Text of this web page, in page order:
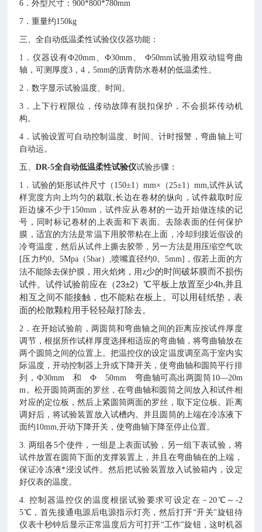
6．外型尺寸：900*800*780mm
7．重量约150kg
三、全自动低温柔性试验仪仪器功能：
1．仪器设有Ф20mm、Ф30mm、 Ф50mm试验用双动辊弯曲
轴，可测厚度3，4，5mm的沥青防水卷材的低温柔性。
2．数字显示试验温度、时间。
3．上下行程限位，传动故障有脱扣保护，不会损坏传动机
构。
4．试验设置可自动控制温度、时间、计时报警，弯曲轴上可
自动运。
五、DR-5全自动低温柔性试验仪试验步骤：
1．试验的矩形试件尺寸（150±1）mm×（25±1）mm,试件从试
样宽度方向上均匀的裁取,长边在卷材的纵向，试件裁取时应
距边缘不少于150mm，试件应从卷材的一边开始做连续的记
号，同时标记卷材的上表面和下表面。去除表面的任何保护
膜，适宜的方法是常温下用胶带粘在上面，冷却到接近假设的
冷弯温度，然后从试件上撕去胶带，另一方法是用压缩空气吹
[压力约0。5Mpa（5bar）,喷嘴直径约0。5mm]，假若上面的方
法不能除去保护膜，用火焰烤，用z少的时间破坏膜而不损伤
试件。试件试验前应在（23±2）℃平板上放置至少4h,并且
相互之间不能接触，也不能粘在板上。可以用硅纸垫，表
面的松散颗粒用手轻轻敲打除去。
2．在开始试验前，两圆筒和弯曲轴之间的距离应按试件厚度
调节，根据所作试样厚度选择相适应的弯曲轴，将弯曲轴放在
两个圆筒之间的位置上。把温控仪的设定温度调至高于室内实
际温度，开动控制器上升或下降开关，使弯曲轴和圆筒平行排
列，Ф30mm 和 Ф 50mm 弯曲轴可高出两圆筒10—20m
m。松开圆筒两面的罗丝，在弯曲轴和圆筒之间放入和试件相
对应的定位板，然后上紧圆筒两面的罗丝，取下定位板。距离
调好后，将试验装置放入试槽内。并且圆筒的上端在冷冻液下
面约10mm,开动下降开关，使弯曲轴下降至停止位置。
3. 两组各5个使件，一组是上表面试验，另一组下表试验，将
试件放置在圆筒下面的支撑装置上，并且在弯曲轴在的上端，
保证冷冻液*浸没试件。然后把试验装置放入试验箱内，设定
好仪表的温度。
4. 控制器温控仪的温度根据试验要求可设定在－20℃～-2
5℃，首先接通电源后电源指示灯亮，然后打开“开关"旋钮待
仪表十秒钟后显示正常温度后方可打开“工作"旋钮，这时机器